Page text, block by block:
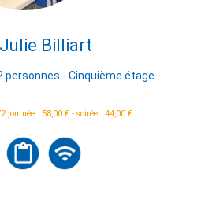
Billiart
personnes - Cinquième étage
journée : 58,00 € - soirée : 44,00 €